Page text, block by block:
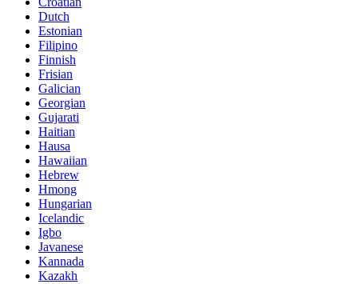
Dutch
Estonian
Filipino
Finnish
Frisian
Galician
Georgian
Gujarati
Haitian
Hausa
Hawaiian
Hebrew
Hmong
Hungarian
Icelandic
Igbo
Javanese
Kannada
Kazakh